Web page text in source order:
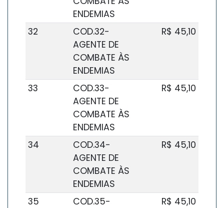
ENDEMIAS
32
COD.32-
AGENTE DE
COMBATE ÀS
ENDEMIAS
R$ 45,10
33
COD.33-
AGENTE DE
COMBATE ÀS
ENDEMIAS
R$ 45,10
34
COD.34-
AGENTE DE
COMBATE ÀS
ENDEMIAS
R$ 45,10
35
COD.35-
R$ 45,10